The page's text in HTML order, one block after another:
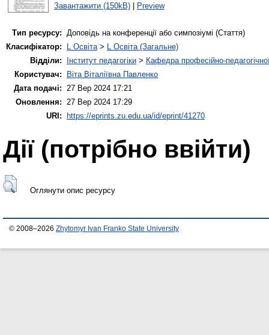
Завантажити (150kB)| Preview
Тип ресурсу: Доповідь на конференції або симпозіумі (Стаття)
Класифікатор:
L Освіта> L Освіта (Загальне)
Відділи:
Інститут педагогіки > Кафедра професійно-
Користувач:
Віта Віталіївна Павленко
Дата подачі: 27 Вер 2024 17:21
Оновлення: 27 Вер 2024 17:29
URI:
https://eprints.zu.edu.ua/id/eprint/41270
Дії ​​(потрібно ввійти)
Оглянути опис ресурсу
© 2008–2026 Zhytomyr Ivan Franko State University